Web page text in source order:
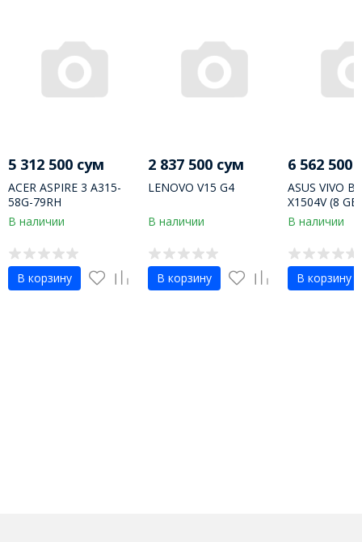
5 312 500 сум
ACER ASPIRE 3 A315-
58G-79RH
В наличии
В корзину
2 837 500 сум
LENOVO V15 G4
В наличии
В корзину
6 562 500
ASUS VIVO
X1504V (8
Silver, I7-
В наличии
В корзину